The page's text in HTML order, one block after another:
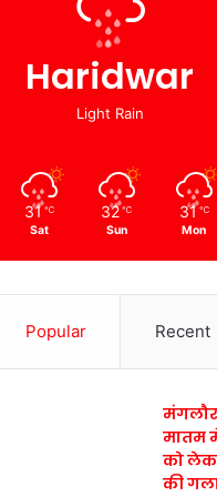
Haridwar
Light Rain
31 ℃
Sat
32 ℃
Sun
31 ℃
Mon
Popular Recent
मातम
को
की